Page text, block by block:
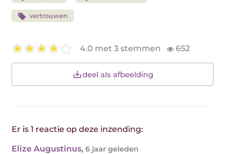
vertrouwen
4.0 met 3 stemmen 652
deel als afbeelding
Er is 1 reactie op deze inzending:
Elize Augustinus, 6 jaar geleden